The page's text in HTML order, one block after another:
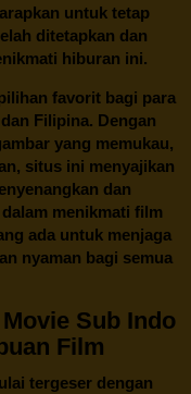
untuk tetap
ditetapkan dan
hiburan ini.
favorit bagi para
Filipina. Dengan
yang memukau,
situs ini menyajikan
dan
menikmati film
ada untuk menjaga
nyaman bagi semua
Sub Indo
Film
tergeser dengan